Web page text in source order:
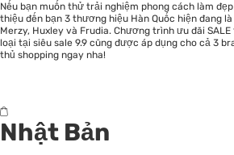
Nếu bạn muốn thử trải nghiệm phong cách làm
thiệu đến bạn 3 thương hiệu Hàn Quốc hiện đang
Merzy, Huxley và Frudia. Chương trình ưu đãi
loại tại siêu sale 9.9 cũng được áp dụng cho cả 3
thủ shopping ngay nha!
Nhật Bản